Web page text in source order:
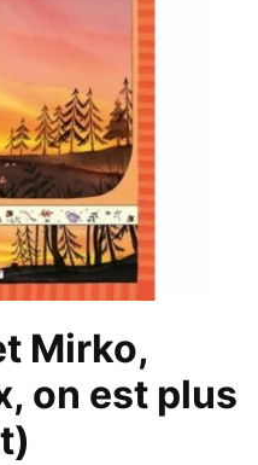
Mirko,
on est plus